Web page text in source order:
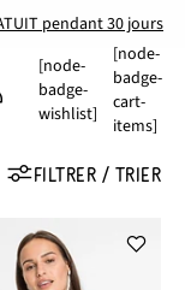
pendant 30 jours
[node-
badge-
wishlist]
[node-
badge-
cart-
items]
FILTRER / TRIER